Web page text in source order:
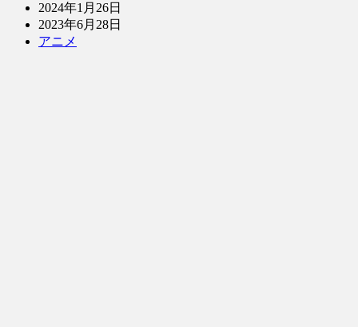
2024年1月26日
2023年6月28日
アニメ